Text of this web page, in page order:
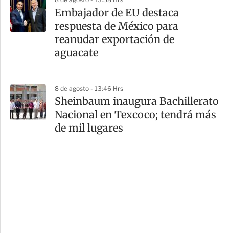
Embajador de EU destaca
respuesta de México para
reanudar exportación de
aguacate
8 de agosto - 13:46 Hrs
Sheinbaum inaugura Bachillerato
Nacional en Texcoco; tendrá más
de mil lugares